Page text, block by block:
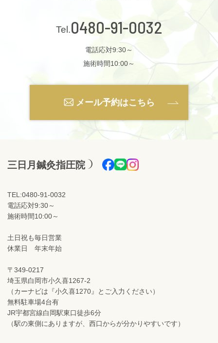
0480-91-0032
電話応対9:30～
施術時間10:00～
メール予約はこちら
三日月鍼灸指圧院
TEL:0480-91-0032
電話応対9:30～
施術時間10:00～
土日祝も毎日営業
休業日 年末年始
〒349-0217
埼玉県白岡市小久喜1267-2
（カーナビは『小久喜1270』とご入力ください）
無料駐車場4台有
JR宇都宮線白岡駅東口徒歩6分
（駅の東側にありますが、西口からが分かりやすいです）